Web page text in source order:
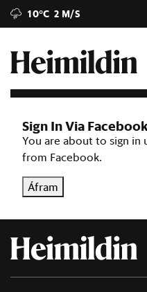
10°C 2 M/S
Sign In Via
You are about to sign in
from Facebook.
Áfram